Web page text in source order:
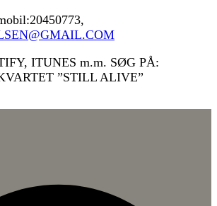
M
ITUNES m.m. SØG PÅ:
”STILL ALIVE”